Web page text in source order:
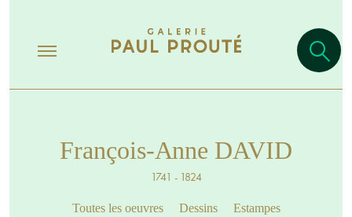
François-Anne DAVID
1741 - 1824
Toutes les oeuvres Dessins Estampes